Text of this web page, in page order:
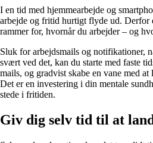
I en tid med hjemmearbejde og
arbejde og fritid hurtigt flyde ud. Derfor
rammer for, hvornår du arbejder – og
Sluk for arbejdsmails og notifikationer,
svært ved det, kan du starte med faste
mails, og gradvist skabe en vane med
Det er en investering i din mentale
stede i fritiden.
Giv dig selv tid til at